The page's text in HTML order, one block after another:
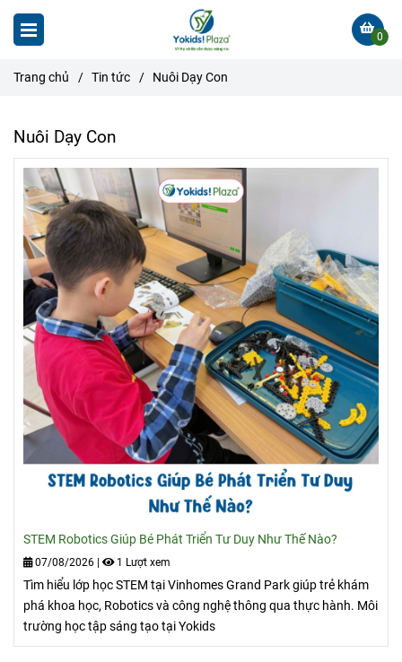
0
Trang chủ / Tin tức / Nuôi Dạy Con
Nuôi Dạy Con
STEM Robotics Giúp Bé Phát Triển Tư Duy Như Thế Nào?
07/08/2026 1 Lượt xem
Tìm hiểu lớp học STEM tại Vinhomes Grand Park giúp trẻ khám
phá khoa học, Robotics và công nghệ thông qua thực hành. Môi
trường học tập sáng tạo tại Yokids